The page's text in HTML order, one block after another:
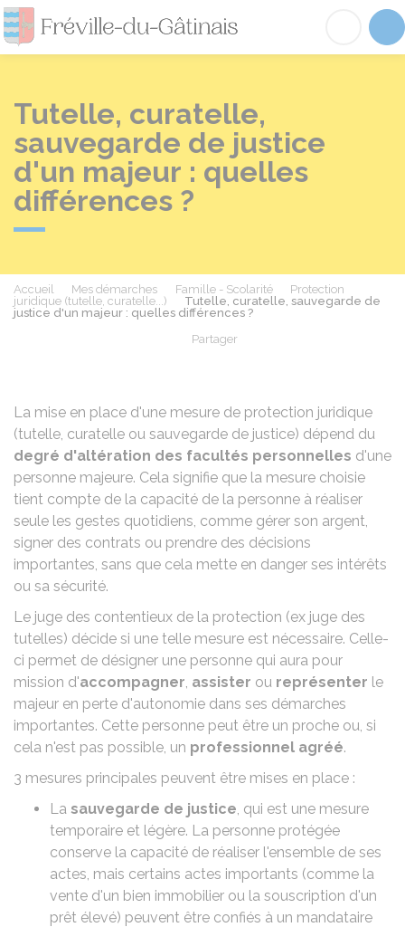
Fréville-du-
Tutelle, curatelle,
sauvegarde de justice
d'un majeur : quelles
différences ?
Accueil Mes démarches Famille - Scolarité
Protection
juridique (tutelle, curatelle...)
Tutelle, curatelle, sauvegarde de
justice d'un majeur : quelles différences ?
Partager
La mise en place d'une mesure de protection juridique
(tutelle, curatelle ou sauvegarde de justice) dépend du
degré d'altération des facultés personnelles d'une
personne majeure. Cela signifie que la mesure choisie
tient compte de la capacité de la personne à réaliser
seule les gestes quotidiens, comme gérer son argent,
signer des contrats ou prendre des décisions
importantes, sans que cela mette en danger ses intérêts
ou sa sécurité.
Le juge des contentieux de la protection (ex juge des
tutelles) décide si une telle mesure est nécessaire. Celle-
ci permet de désigner une personne qui aura pour
mission d'accompagner, assister ou représenter le
majeur en perte d'autonomie dans ses démarches
importantes. Cette personne peut être un proche ou, si
cela n'est pas possible, un professionnel agréé.
3 mesures principales peuvent être mises en place :
La sauvegarde de justice, qui est une mesure
temporaire et légère. La personne protégée
conserve la capacité de réaliser l'ensemble de ses
actes, mais certains actes importants (comme la
vente d'un bien immobilier ou la souscription d'un
prêt élevé) peuvent être confiés à un mandataire